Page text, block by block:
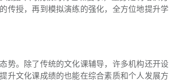
传授，再到模拟演练的强化，全方位地提升学
势。除了传统的文化课辅导，许多机构还开设
升文化课成绩的也能在综合素质和个人发展方